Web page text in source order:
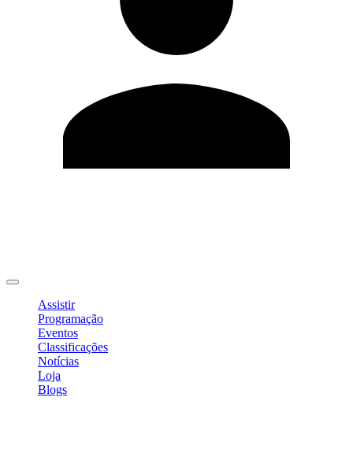
Assistir
Programação
Eventos
Classificações
Notícias
Loja
Blogs